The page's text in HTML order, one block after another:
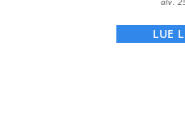
LUE